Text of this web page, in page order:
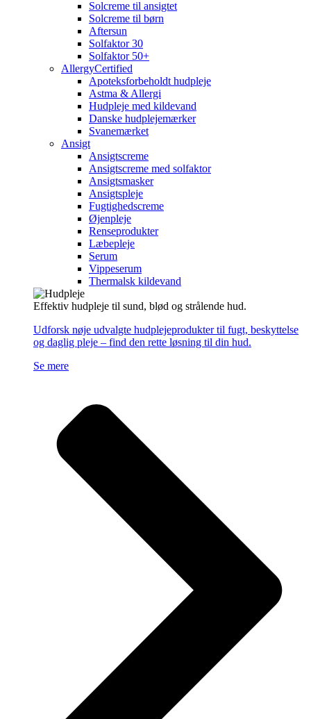
Solcreme til ansigtet
Solcreme til børn
Aftersun
Solfaktor 30
Solfaktor 50+
AllergyCertified
Apoteksforbeholdt hudpleje
Astma & Allergi
Hudpleje med kildevand
Danske hudplejemærker
Svanemærket
Ansigt
Ansigtscreme
Ansigtscreme med solfaktor
Ansigtsmasker
Ansigtspleje
Fugtighedscreme
Øjenpleje
Renseprodukter
Læbepleje
Serum
Vippeserum
Thermalsk kildevand
Effektiv hudpleje til sund, blød og strålende hud.
Udforsk nøje udvalgte hudplejeprodukter til fugt, beskyttelse
og daglig pleje – find den rette løsning til din hud.
Se mere